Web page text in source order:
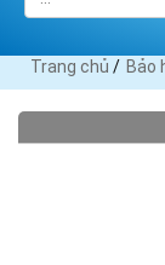
Trang chủ / Bảo